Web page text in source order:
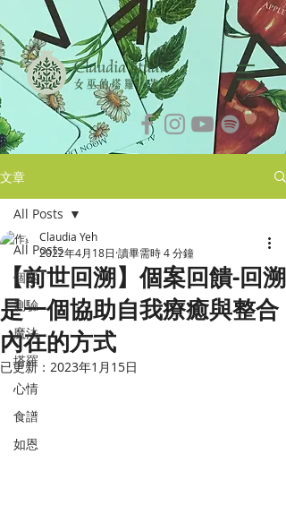
文章
All Posts
個案
測驗
魔法
塔羅
心情
食譜
如恩
All Posts
【前世回溯】個案回饋-回溯
是一個協助自我療癒與整合
內在的方式
Claudia Yeh
2022年4月18日 讀畢需時 4 分鐘
已更新： 2023年1月15日